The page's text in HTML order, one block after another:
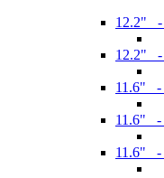
12.2" -
12.2" -
11.6" -
11.6" -
11.6" -